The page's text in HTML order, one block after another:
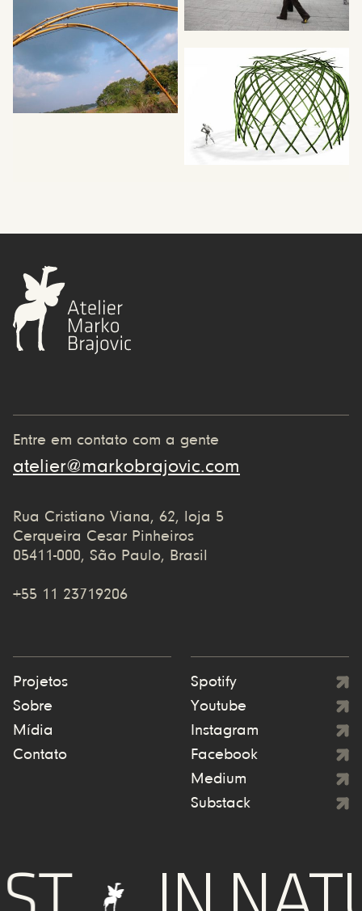
Entre em contato com a gente
atelier@markobrajovic.com
Rua Cristiano Viana, 62, loja 5
Cerqueira Cesar Pinheiros
05411-000, São Paulo, Brasil
+55 11 23719206
Projetos
Sobre
Mídia
Contato
Spotify
Youtube
Instagram
Facebook
Medium
Substack